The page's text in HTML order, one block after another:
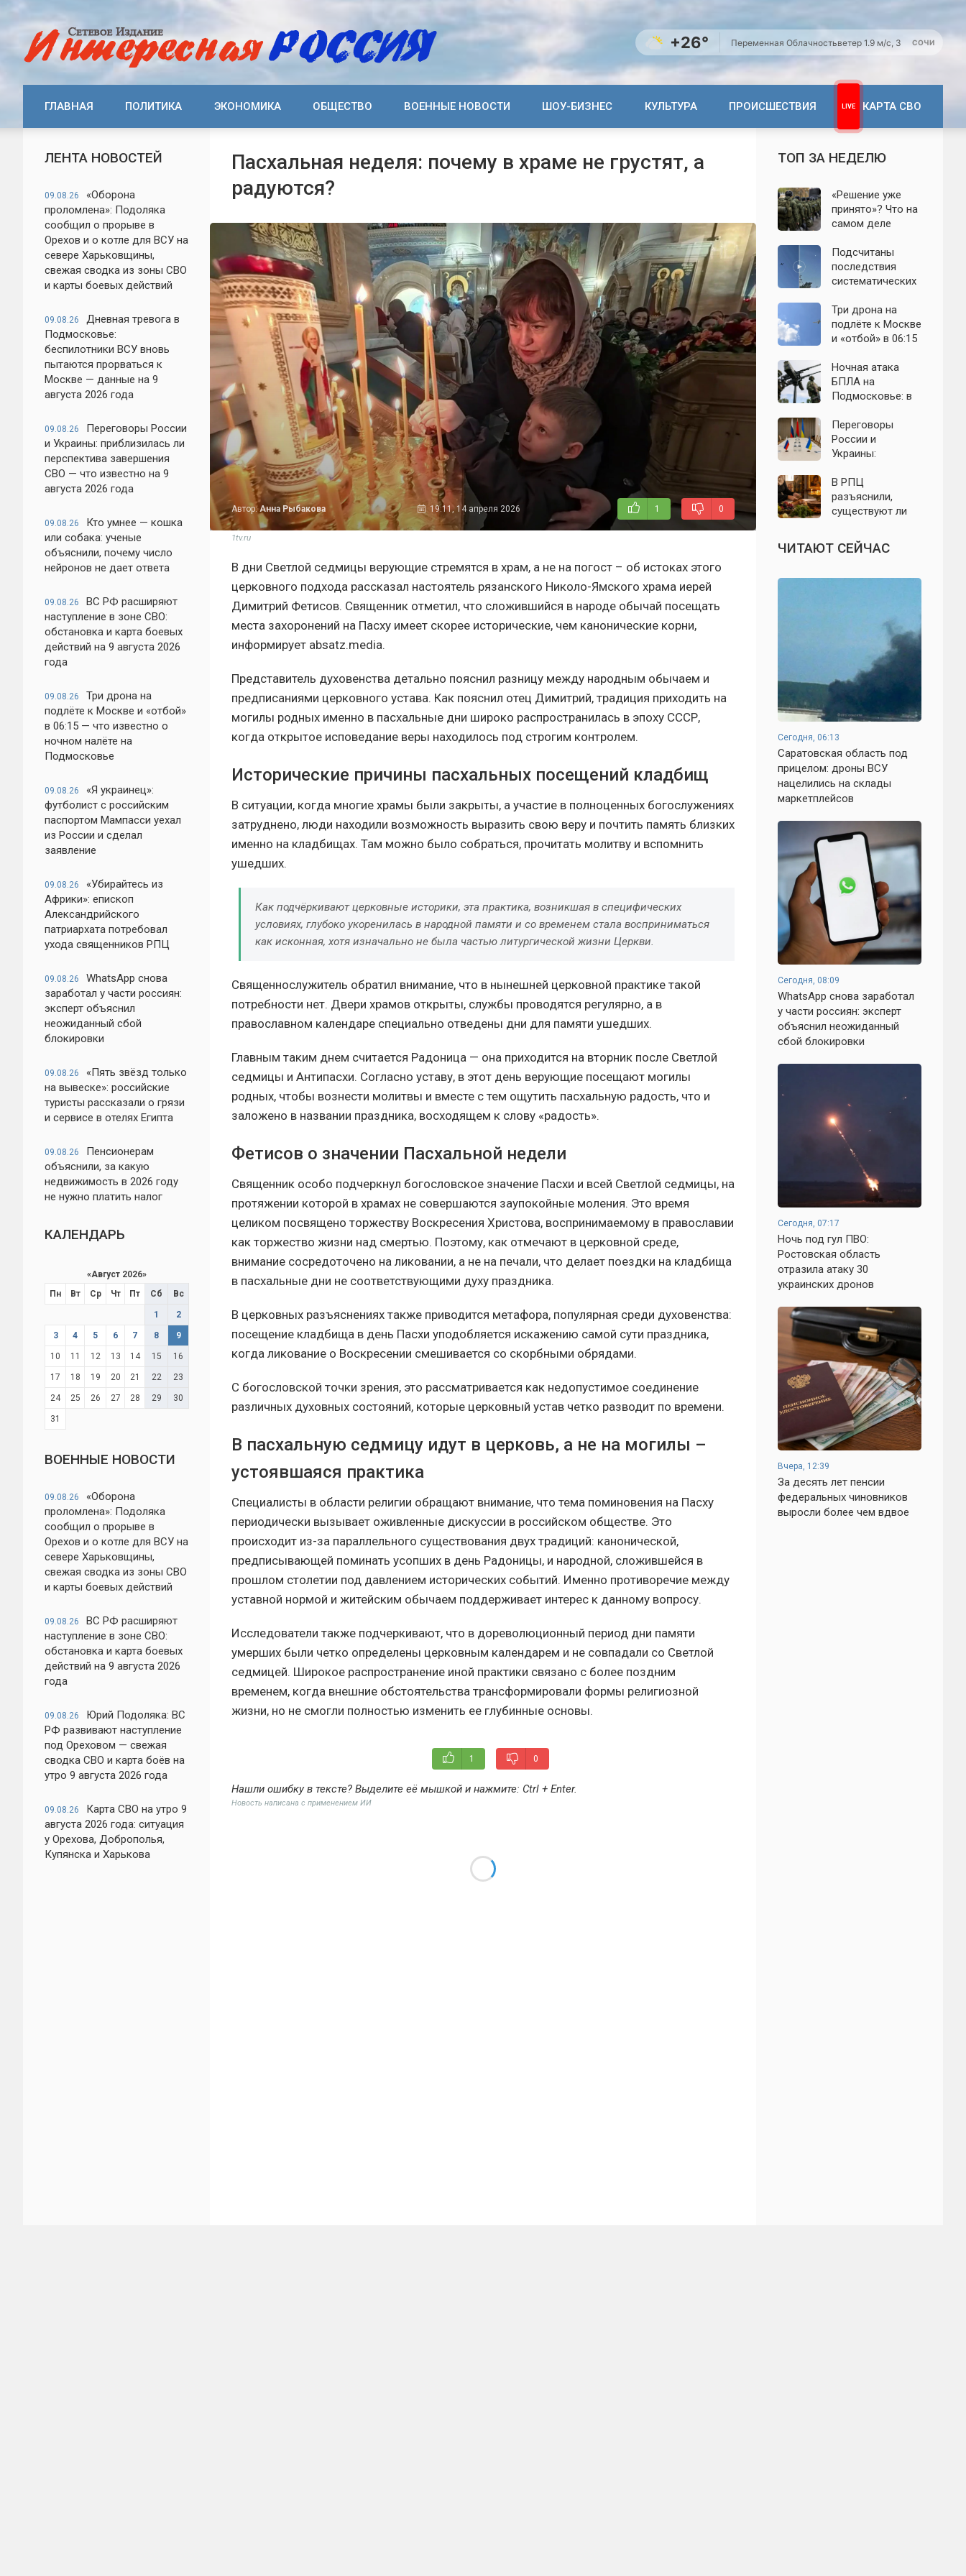
+26° Переменная Облачностьветер 1.9 м/с, З СОЧИ
ГЛАВНАЯ ПОЛИТИКА ЭКОНОМИКА ОБЩЕСТВО ВОЕННЫЕ НОВОСТИ ШОУ-БИЗНЕС КУЛЬТУРА ПРОИСШЕСТВИЯ КАРТА СВО
ЛЕНТА НОВОСТЕЙ
09.08.26
«Оборона
проломлена»: Подоляка
сообщил о прорыве в
Орехов и о котле для ВСУ на
севере Харьковщины,
свежая сводка из зоны СВО
и карты боевых действий
09.08.26
Дневная тревога в
Подмосковье:
беспилотники ВСУ вновь
пытаются прорваться к
Москве — данные на 9
августа 2026 года
09.08.26
Переговоры России
и Украины: приблизилась ли
перспектива завершения
СВО — что известно на 9
августа 2026 года
09.08.26
Кто умнее — кошка
или собака: ученые
объяснили, почему число
нейронов не дает ответа
09.08.26
ВС РФ расширяют
наступление в зоне СВО:
обстановка и карта боевых
действий на 9 августа 2026
года
09.08.26
Три дрона на
подлёте к Москве и «отбой»
в 06:15 — что известно о
ночном налёте на
Подмосковье
09.08.26
«Я украинец»:
футболист с российским
паспортом Мампасси уехал
из России и сделал
заявление
09.08.26
«Убирайтесь из
Африки»: епископ
Александрийского
патриархата потребовал
ухода священников РПЦ
09.08.26
WhatsApp снова
заработал у части россиян:
эксперт объяснил
неожиданный сбой
блокировки
09.08.26
«Пять звёзд только
на вывеске»: российские
туристы рассказали о грязи
и сервисе в отелях Египта
09.08.26
Пенсионерам
объяснили, за какую
недвижимость в 2026 году
не нужно платить налог
КАЛЕНДАРЬ
«Август 2026»
Пн
Вт Ср Чт Пт Сб Вс
1 2
3 4 5 6 7 8 9
10 11 12 13 14 15 16
17 18 19 20 21 22 23
24 25 26 27 28 29 30
31
ВОЕННЫЕ НОВОСТИ
09.08.26
«Оборона
проломлена»: Подоляка
сообщил о прорыве в
Орехов и о котле для ВСУ на
севере Харьковщины,
свежая сводка из зоны СВО
и карты боевых действий
09.08.26
ВС РФ расширяют
наступление в зоне СВО:
обстановка и карта боевых
действий на 9 августа 2026
года
09.08.26
Юрий Подоляка: ВС
РФ развивают наступление
под Ореховом — свежая
сводка СВО и карта боёв на
утро 9 августа 2026 года
09.08.26
Карта СВО на утро 9
августа 2026 года: ситуация
у Орехова, Доброполья,
Купянска и Харькова
Пасхальная неделя: почему в храме не грустят, а
радуются?
Автор:Анна Рыбакова 19:11, 14 апреля 2026 1 0
1tv.ru
В дни Светлой седмицы верующие стремятся в храм, а не на погост – об истоках этого
церковного подхода рассказал настоятель рязанского Николо-Ямского храма иерей
Димитрий Фетисов. Священник отметил, что сложившийся в народе обычай посещать
места захоронений на Пасху имеет скорее исторические, чем канонические корни,
информирует absatz.media.
Представитель духовенства детально пояснил разницу между народным обычаем и
предписаниями церковного устава. Как пояснил отец Димитрий, традиция приходить на
могилы родных именно в пасхальные дни широко распространилась в эпоху СССР,
когда открытое исповедание веры находилось под строгим контролем.
Исторические причины пасхальных посещений кладбищ
В ситуации, когда многие храмы были закрыты, а участие в полноценных богослужениях
затруднено, люди находили возможность выразить свою веру и почтить память близких
именно на кладбищах. Там можно было собраться, прочитать молитву и вспомнить
ушедших.
Как подчёркивают церковные историки, эта практика, возникшая в специфических
условиях, глубоко укоренилась в народной памяти и со временем стала восприниматься
как исконная, хотя изначально не была частью литургической жизни Церкви.
Священнослужитель обратил внимание, что в нынешней церковной практике такой
потребности нет. Двери храмов открыты, службы проводятся регулярно, а в
православном календаре специально отведены дни для памяти ушедших.
Главным таким днем считается Радоница — она приходится на вторник после Светлой
седмицы и Антипасхи. Согласно уставу, в этот день верующие посещают могилы
родных, чтобы вознести молитвы и вместе с тем ощутить пасхальную радость, что и
заложено в названии праздника, восходящем к слову «радость».
Фетисов о значении Пасхальной недели
Священник особо подчеркнул богословское значение Пасхи и всей Светлой седмицы, на
протяжении которой в храмах не совершаются заупокойные моления. Это время
целиком посвящено торжеству Воскресения Христова, воспринимаемому в православии
как торжество жизни над смертью. Поэтому, как отмечают в церковной среде,
внимание сосредоточено на ликовании, а не на печали, что делает поездки на кладбища
в пасхальные дни не соответствующими духу праздника.
В церковных разъяснениях также приводится метафора, популярная среди духовенства:
посещение кладбища в день Пасхи уподобляется искажению самой сути праздника,
когда ликование о Воскресении смешивается со скорбными обрядами.
С богословской точки зрения, это рассматривается как недопустимое соединение
различных духовных состояний, которые церковный устав четко разводит по времени.
В пасхальную седмицу идут в церковь, а не на могилы –
устоявшаяся практика
Специалисты в области религии обращают внимание, что тема поминовения на Пасху
периодически вызывает оживленные дискуссии в российском обществе. Это
происходит из-за параллельного существования двух традиций: канонической,
предписывающей поминать усопших в день Радоницы, и народной, сложившейся в
прошлом столетии под давлением исторических событий. Именно противоречие между
уставной нормой и житейским обычаем поддерживает интерес к данному вопросу.
Исследователи также подчеркивают, что в дореволюционный период дни памяти
умерших были четко определены церковным календарем и не совпадали со Светлой
седмицей. Широкое распространение иной практики связано с более поздним
временем, когда внешние обстоятельства трансформировали формы религиозной
жизни, но не смогли полностью изменить ее глубинные основы.
1 0
Нашли ошибку в тексте? Выделите её мышкой и нажмите: Ctrl + Enter.
Новость написана с применением ИИ
ТОП ЗА НЕДЕЛЮ
«Решение уже
принято»? Что на
самом деле
мобилизации
осенью 2026
года. Указ № 419,
канал и осенние
выборы: откуда
растут слухи о
Подсчитаны
последствия
систематических
Ленинградскую
область: что
известно к 7
Три дрона на
подлёте к Москве
и «отбой» в 06:15
ночном налёте на
Подмосковье
Ночная атака
БПЛА на
Подмосковье: в
округе сбиты
воздушные цели
Переговоры
России и
Украины:
перспектива
завершения СВО
— что известно
В РПЦ
разъяснили,
существуют ли
которые
православным
ЧИТАЮТ СЕЙЧАС
Сегодня, 06:13
Саратовская область под
прицелом: дроны ВСУ
нацелились на склады
маркетплейсов
Сегодня, 08:09
WhatsApp снова заработал
у части россиян: эксперт
объяснил неожиданный
сбой блокировки
Сегодня, 07:17
Ночь под гул ПВО:
Ростовская область
отразила атаку 30
украинских дронов
Вчера, 12:39
За десять лет пенсии
федеральных чиновников
выросли более чем вдвое